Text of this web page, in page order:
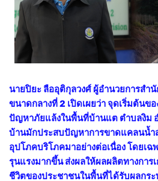
นายปิยะ ลืออุติกุลวงศ์ ผู้อำนวยการสำ
ขนาดกลางที่ 2 เปิดเผยว่า จุดเริ่มต้นข
ปัญหาภัยแล้งในพื้นที่บ้านแต ตำบลงิม อ
บ้านมักประสบปัญหาการขาดแคลนน้ำ
อุปโภคบริโภคมาอย่างต่อเนื่อง โดยเฉ
รุนแรงมากขึ้น ส่งผลให้ผลผลิตทางกา
ชีวิตของประชาชนในพื้นที่ได้รับผลกระ